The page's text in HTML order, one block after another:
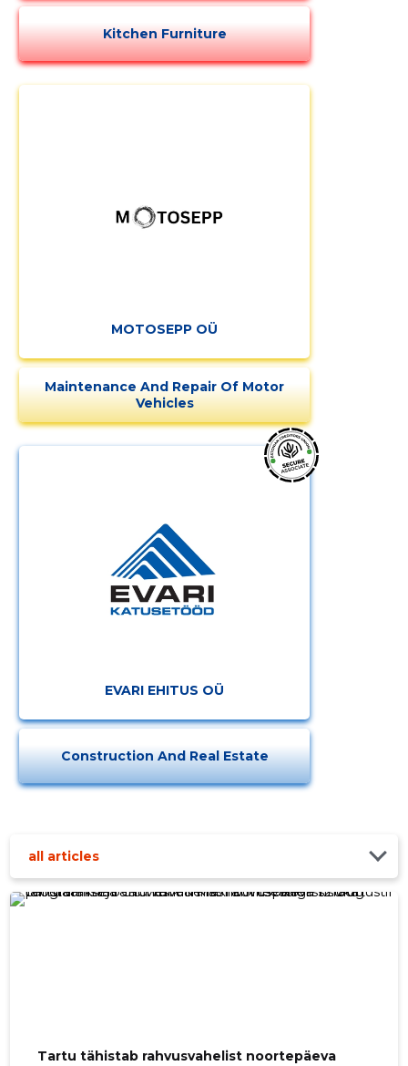
Kitchen Furniture
MOTOSEPP OÜ
Maintenance And Repair Of Motor
Vehicles
EVARI EHITUS OÜ
Construction And Real Estate
all articles
Tartu tähistab rahvusvahelist noortepäeva